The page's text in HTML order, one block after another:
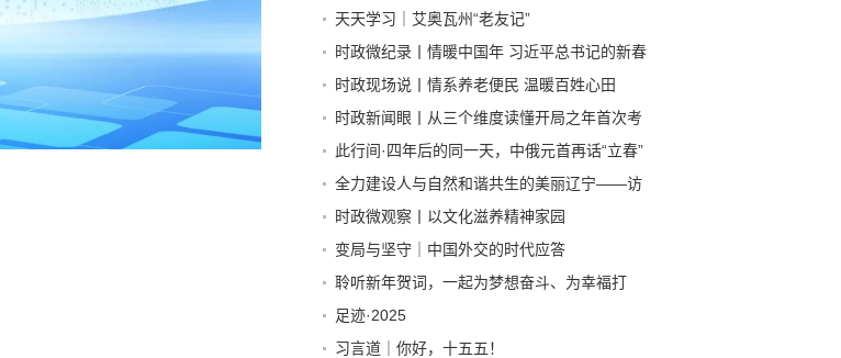
天天学习｜艾奥瓦州“老友记”
时政微纪录丨情暖中国年 习近平总书记的新春
牵挂与祝福
时政现场说丨情系养老便民 温暖百姓心田
时政新闻眼丨从三个维度读懂开局之年首次考
此行间·四年后的同一天，中俄元首再话“立春”
全力建设人与自然和谐共生的美丽辽宁——访
省生态环境厅党组书记、厅长孙鹏轩
时政微观察丨以文化滋养精神家园
变局与坚守｜中国外交的时代应答
聆听新年贺词，一起为梦想奋斗、为幸福打
拼！
足迹·2025
习言道｜你好，十五五！